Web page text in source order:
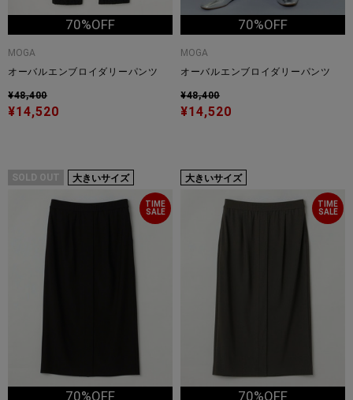
70%OFF
MOGA
オーバルエンブロイダリーパンツ
¥48,400
¥14,520
70%OFF
MOGA
オーバルエンブロイダリーパンツ
¥48,400
¥14,520
SOLD OUT 大きいサイズ
TIME
SALE
70%OFF
大きいサイズ
TIME
SALE
70%OFF